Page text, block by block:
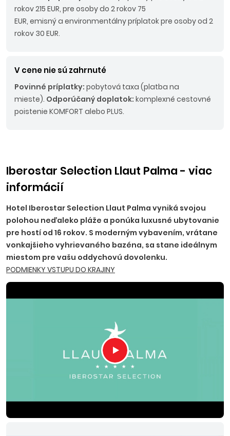
rokov 215 EUR, pre osoby do 2 rokov 75
EUR, emisný a environmentálny príplatok pre osoby od 2
rokov 30 EUR.
V cene nie sú zahrnuté
Povinné príplatky: pobytová taxa (platba na
mieste). Odporúčaný doplatok: komplexné cestovné
poistenie KOMFORT alebo PLUS.
Iberostar Selection Llaut Palma - viac
informácií
Hotel Iberostar Selection Llaut Palma vyniká svojou
polohou neďaleko pláže a ponúka luxusné ubytovanie
pre hostí od 16 rokov. S moderným vybavením, vrátane
vonkajšieho vyhrievaného bazéna, sa stane ideálnym
miestom pre vašu oddychovú dovolenku.
PODMIENKY VSTUPU DO KRAJINY